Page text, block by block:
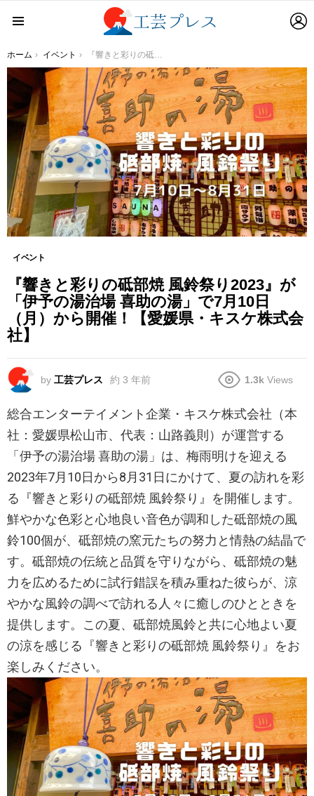
You are here:
ホーム イベント 『響きと彩りの砥部焼 風鈴祭り2023』が「伊予の湯治場 喜助の湯」で7月10日（月）から開催！【愛媛県・キスケ株式会社】
イベント
『響きと彩りの砥部焼 風鈴祭り2023』が
「伊予の湯治場 喜助の湯」で7月10日
（月）から開催！【愛媛県・キスケ株式会
社】
by 工芸プレス 約 3 年前 1.3k Views
総合エンターテイメント企業・キスケ株式会社（本
社：愛媛県松山市、代表：山路義則）が運営する
「伊予の湯治場 喜助の湯」は、梅雨明けを迎える
2023年7月10日から8月31日にかけて、夏の訪れを彩
る『響きと彩りの砥部焼 風鈴祭り』を開催します。
鮮やかな色彩と心地良い音色が調和した砥部焼の風
鈴100個が、砥部焼の窯元たちの努力と情熱の結晶で
す。砥部焼の伝統と品質を守りながら、砥部焼の魅
力を広めるために試行錯誤を積み重ねた彼らが、涼
やかな風鈴の調べで訪れる人々に癒しのひとときを
提供します。この夏、砥部焼風鈴と共に心地よい夏
の涼を感じる『響きと彩りの砥部焼 風鈴祭り』をお
楽しみください。